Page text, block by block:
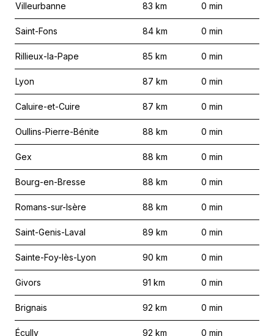
Villeurbanne 83 km 0 min
Saint-Fons 84 km 0 min
Rillieux-la-Pape 85 km 0 min
Lyon 87 km 0 min
Caluire-et-Cuire 87 km 0 min
Oullins-Pierre-Bénite 88 km 0 min
Gex 88 km 0 min
Bourg-en-Bresse 88 km 0 min
Romans-sur-Isère 88 km 0 min
Saint-Genis-Laval 89 km 0 min
Sainte-Foy-lès-Lyon 90 km 0 min
Givors 91 km 0 min
Brignais 92 km 0 min
Écully 92 km 0 min